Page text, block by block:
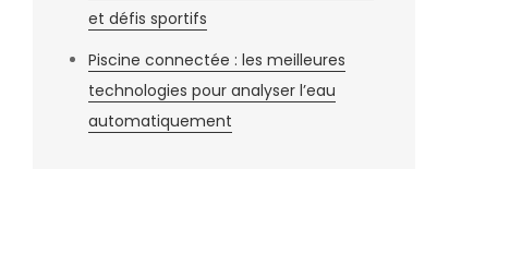
et défis sportifs
Piscine connectée : les meilleures
technologies pour analyser l’eau
automatiquement